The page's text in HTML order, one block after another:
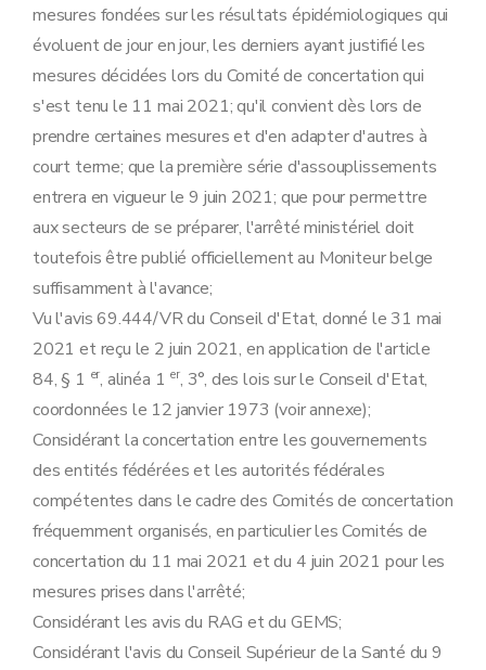
mesures fondées sur les résultats épidémiologiques qui
évoluent de jour en jour, les derniers ayant justifié les
mesures décidées lors du Comité de concertation qui
s'est tenu le 11 mai 2021; qu'il convient dès lors de
prendre certaines mesures et d'en adapter d'autres à
court terme; que la première série d'assouplissements
entrera en vigueur le 9 juin 2021; que pour permettre
aux secteurs de se préparer, l'arrêté ministériel doit
toutefois être publié officiellement au Moniteur belge
suffisamment à l'avance;
Vu l'avis 69.444/VR du Conseil d'Etat, donné le 31 mai
2021 et reçu le 2 juin 2021, en application de l'article
84, § 1 er, alinéa 1 er, 3°, des lois sur le Conseil d'Etat,
coordonnées le 12 janvier 1973 (voir annexe);
Considérant la concertation entre les gouvernements
des entités fédérées et les autorités fédérales
compétentes dans le cadre des Comités de concertation
fréquemment organisés, en particulier les Comités de
concertation du 11 mai 2021 et du 4 juin 2021 pour les
mesures prises dans l'arrêté;
Considérant les avis du RAG et du GEMS;
Considérant l'avis du Conseil Supérieur de la Santé du 9